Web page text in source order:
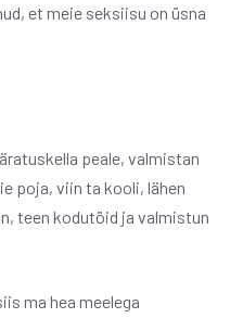
et meie seksiisu on üsna
peale, valmistan
poja, viin ta kooli, lähen
teen kodutöid ja valmistun
ma hea meelega